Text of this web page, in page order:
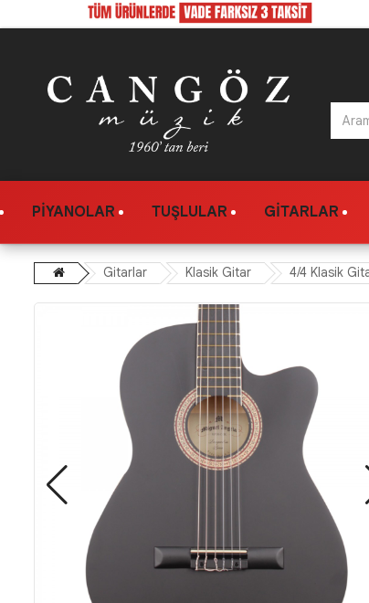
PIYANOLAR TUŞLULAR GITARLAR
Gitarlar Klasik Gitar 4/4 Klasik